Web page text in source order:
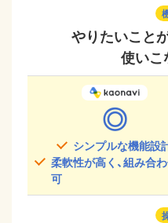
やりたいこと
使いこ
◎
シンプルな機能設
柔軟性が高く、組み合
可